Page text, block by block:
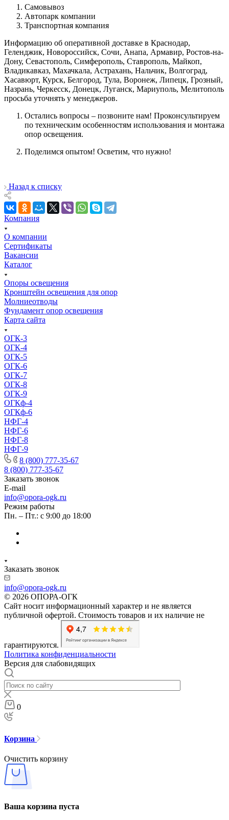
Самовывоз
Автопарк компании
Транспортная компания
Информацию об оперативной доставке в Краснодар,
Геленджик, Новороссийск, Сочи, Анапа, Армавир, Ростов-на-
Дону, Севастополь, Симферополь, Ставрополь, Майкоп,
Владикавказ, Махачкала, Астрахань, Нальчик, Волгоград,
Хасавюрт, Курск, Белгород, Тула, Воронеж, Липецк, Грозный,
Назрань, Черкесск, Донецк, Луганск, Мариуполь, Мелитополь
просьба уточнять у менеджеров.
Остались вопросы – позвоните нам! Проконсультируем
по техническим особенностям использования и монтажа
опор освещения.
Поделимся опытом! Осветим, что нужно!
Назад к списку
Компания
О компании
Сертификаты
Вакансии
Каталог
Опоры освещения
Кронштейн освещения для опор
Молниеотводы
Фундамент опор освещения
Карта сайта
ОГК-3
ОГК-4
ОГК-5
ОГК-6
ОГК-7
ОГК-8
ОГК-9
ОГКф-4
ОГКф-6
НФГ-4
НФГ-6
НФГ-8
НФГ-9
8 (800) 777-35-67
8 (800) 777-35-67
Заказать звонок
E-mail
info@opora-ogk.ru
Режим работы
Пн. – Пт.: с 9:00 до 18:00
Заказать звонок
info@opora-ogk.ru
© 2026 ОПОРА-ОГК
Сайт носит информационный характер и не является
публичной офертой. Стоимость товаров и их наличие не
гарантируются.
Политика конфиденциальности
Версия для слабовидящих
0
Корзина
Очистить корзину
Ваша корзина пуста